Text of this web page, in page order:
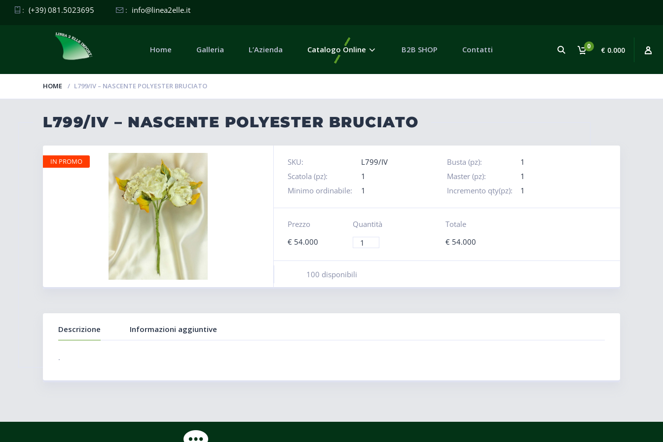
: (+39) 081.5023695 : info@linea2elle.it
0 € 0.000
Home Galleria L’Azienda Catalogo Online B2B SHOP Contatti
HOME L799/IV – NASCENTE POLYESTER BRUCIATO
L799/IV – NASCENTE POLYESTER BRUCIATO
SKU: L799/IV Busta (pz):
1
Scatola (pz):
1 Master (pz):
1
Minimo ordinabile:
1 Incremento qty(pz): 1
Prezzo
€ 54.000
Quantità
Totale
€54.000
100 disponibili
IN PROMO
Descrizione Informazioni aggiuntive
.